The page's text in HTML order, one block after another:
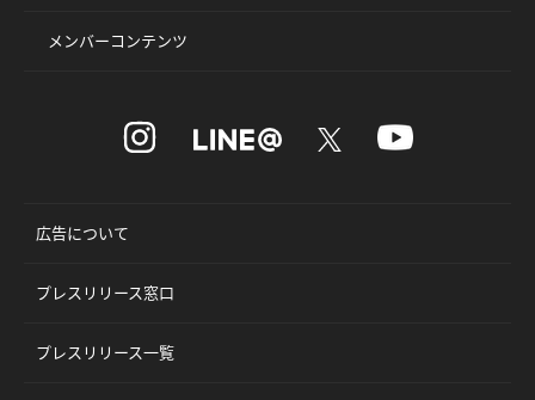
メンバーコンテンツ
広告について
プレスリリース窓口
プレスリリース一覧